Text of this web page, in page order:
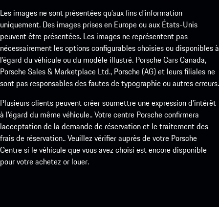
Les images ne sont présentées qu’aux fins d’information
uniquement. Des images prises en Europe ou aux États-Unis
peuvent être présentées. Les images ne représentent pas
nécessairement les options configurables choisies ou disponibles à
l’égard du véhicule ou du modèle illustré. Porsche Cars Canada,
Porsche Sales & Marketplace Ltd., Porsche (AG) et leurs filiales ne
sont pas responsables des fautes de typographie ou autres erreurs.
Plusieurs clients peuvent créer soumettre une expression d’intérêt
à l’égard du même véhicule.. Votre centre Porsche confirmera
lacceptation de la demande de réservation et le traitement des
frais de réservation.. Veuillez vérifier auprès de votre Porsche
Centre si le véhicule que vous avez choisi est encore disponible
pour votre achetez or louer.